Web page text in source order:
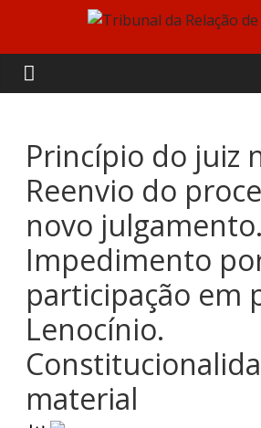
content
Tribunal
da
Relação
de
Coimbra
Princípio do juiz
Reenvio do
novo julgamento.
Impedimento
participação em
Lenocínio.
material